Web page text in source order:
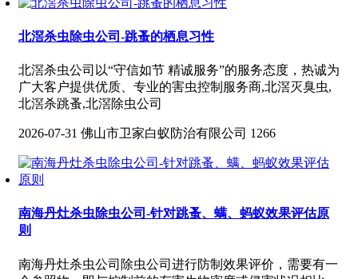
北滘杀虫除虫公司-跳蚤的栖息习性
北滘杀虫公司以“守信如节 精诚服务”的服务态度，热诚为
广大客户提供优质、专业的害虫控制服务商,北滘灭臭虫,
北滘杀跳蚤,北滘除虫公司
2026-07-31 佛山市卫家白蚁防治有限公司 1266
南海丹灶杀虫除虫公司-针对跳蚤、螨、蚂蚁效果评估原
则
南海丹灶杀虫公司除虫公司进行防制效果评价，需要有一